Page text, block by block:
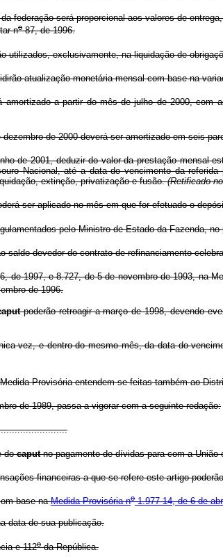
federação será proporcional aos valores de
no87, de 1996.
exclusivamente, na liquidação de
atualização monetária mensal com base na
a partir do mês de julho de 2000, com
de 2000 deverá ser amortizado em seis
de 2001, deduzir do valor da prestação mensal
Nacional, até a data do vencimento da
extinção, privatização e fusão.(Retificado
ser aplicado no mês em que for efetuado o
pelo Ministro de Estado da Fazenda, no
devedor do contrato de refinanciamento
de 1997, e 8.727, de 5 de novembro de 1993, na
de 1996.
poderão retroagir a março de 1998, devendo
vez, e dentro do mesmo mês, da data do
Provisória entendem-se feitas também ao
de 1989, passa a vigorar com a seguinte redação:
docaputno pagamento de dívidas para com a União
financeiras a que se refere este artigo
base naMedida Provisória no1.977-14, de 6 de
de sua publicação.
e 112oda República.